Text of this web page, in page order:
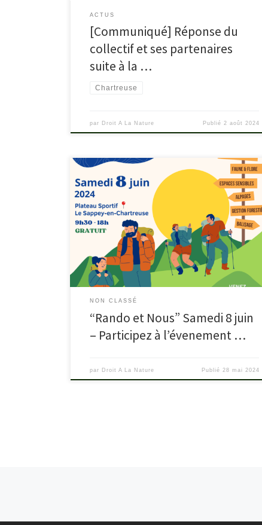
ACTUS
[Communiqué] Réponse du
collectif et ses partenaires
suite à la …
Chartreuse
par Droit A La Nature Publié 2 août 2024
Cet événement est organisé par la Fédération
française de Randonnée depuis le Sappey et le Col
de Porte. (accès possible en bus depuis Grenoble)
Infos sur l’événement
https://isere.ffrandonnee.fr/actualite/24071/rando-
nous-chartreuse-2024 Le collectif vous invite à venir
sensibiliser les randonneurs sur les problèmes d’accès
aux sentiers en Chartreuse. Plus d’informations à venir.
NON CLASSÉ
“Rando et Nous” Samedi 8 juin
– Participez à l’évenement …
par Droit A La Nature Publié 28 mai 2024